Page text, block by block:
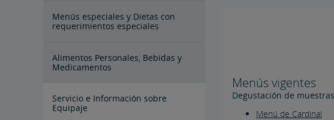
Menús especiales y Dietas con
requerimientos especiales
Alimentos Personales, Bebidas y
Medicamentos
Servicio e Información sobre
Equipaje
Menús vigentes
Degustación de
Menú de Cardinal